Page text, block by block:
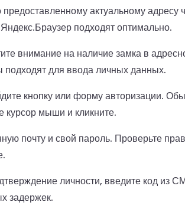
предоставленному актуальному
подходят оптимально.
внимание на наличие замка в
подходят для ввода личных данных.
кнопку или форму авторизации.
курсор мыши и кликните.
почту и свой пароль. Проверьте
личности, введите код из
задержек.